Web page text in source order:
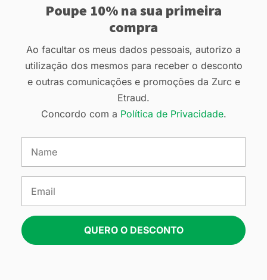
Poupe 10% na sua primeira
compra
Ao facultar os meus dados pessoais, autorizo a
utilização dos mesmos para receber o desconto
e outras comunicações e promoções da Zurc e
Etraud.
Concordo com a Política de Privacidade.
QUERO O DESCONTO